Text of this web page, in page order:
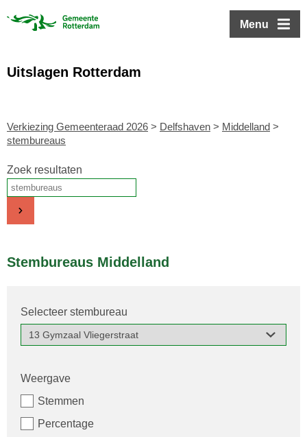
Menu
Uitslagen Rotterdam
Verkiezing Gemeenteraad 2026 > Delfshaven > Middelland >
stembureaus
Zoek resultaten
Stembureaus Middelland
Selecteer stembureau
Weergave
Stemmen
Percentage